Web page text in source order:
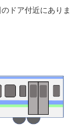
のドア付近にありま